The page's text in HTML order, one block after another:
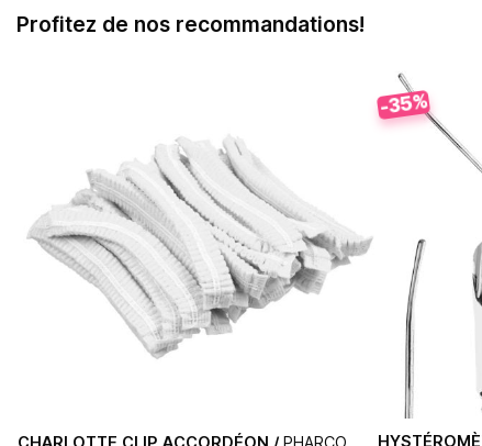
Profitez de nos recommandations!
-35%